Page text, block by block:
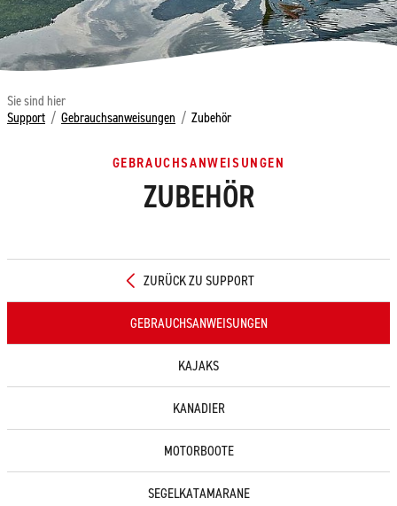
Sie sind hier
Support / Gebrauchsanweisungen / Zubehör
GEBRAUCHSANWEISUNGEN
ZUBEHÖR
ZURÜCK ZU SUPPORT
GEBRAUCHSANWEISUNGEN
KAJAKS
KANADIER
MOTORBOOTE
SEGELKATAMARANE